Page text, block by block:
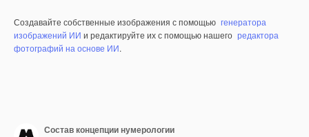
Создавайте собственные изображения с помощью генератора
изображений ИИ и редактируйте их с помощью нашего редактора
фотографий на основе ИИ.
Состав концепции нумерологии